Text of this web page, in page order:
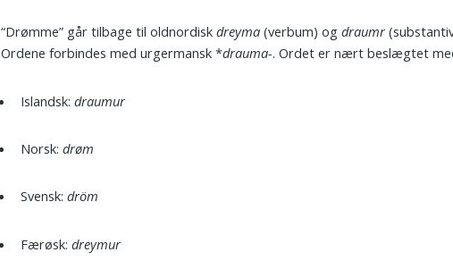
“Drømme” går tilbage til oldnordiskdreyma (verbum) ogdraumr
Ordene forbindes med urgermansk *drauma-. Ordet er nært beslægtet
Islandsk:draumur
Norsk:drøm
Svensk:dröm
Færøsk:dreymur